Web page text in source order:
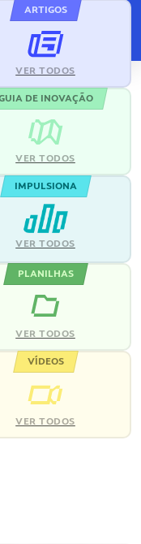
ARTIGOS
VER TODOS
DE INOVAÇÃO
VER TODOS
IMPULSIONA
VER TODOS
PLANILHAS
VER TODOS
VÍDEOS
VER TODOS